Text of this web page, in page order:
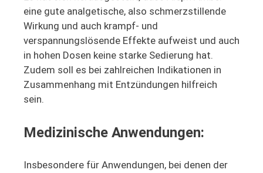
eine gute analgetische, also schmerzstillende
Wirkung und auch krampf- und
verspannungslösende Effekte aufweist und auch
in hohen Dosen keine starke Sedierung hat.
Zudem soll es bei zahlreichen Indikationen in
Zusammenhang mit Entzündungen hilfreich
sein.
Medizinische Anwendungen:
Insbesondere für Anwendungen, bei denen der